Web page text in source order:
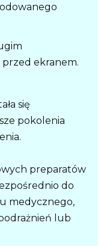
ekranem.
się
pokolenia
preparatów
do
medycznego,
lub